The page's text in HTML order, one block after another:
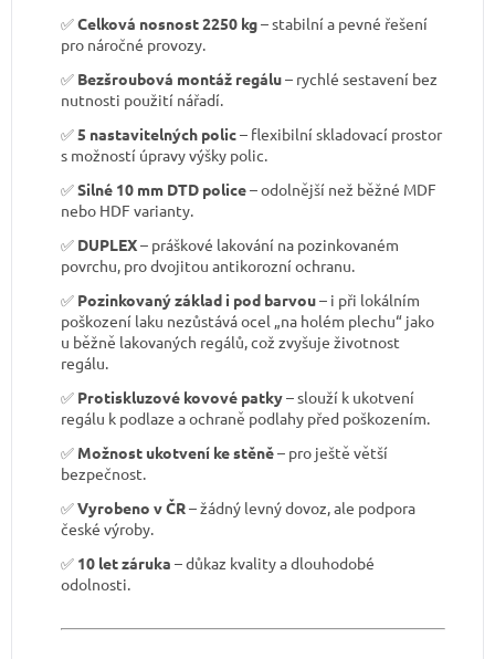
✅Celková nosnost 2250 kg– stabilní a pevné řešení
pro náročné provozy.
✅ Bezšroubová montáž regálu– rychlé sestavení bez
nutnosti použití nářadí.
✅5 nastavitelných polic– flexibilní skladovací prostor
s možností úpravy výšky polic.
✅Silné 10 mm DTD police– odolnější než běžné MDF
nebo HDF varianty.
✅ DUPLEX– práškové lakování na pozinkovaném
povrchu, pro dvojitou antikorozní ochranu.
✅ Pozinkovaný základ i pod barvou– i při lokálním
poškození laku nezůstává ocel „na holém plechu“ jako
u běžně lakovaných regálů, což zvyšuje životnost
regálu.
✅ Protiskluzové kovové patky– slouží k ukotvení
regálu k podlaze a ochraně podlahy před poškozením.
✅ Možnost ukotvení ke stěně– pro ještě větší
bezpečnost.
✅Vyrobeno v ČR– žádný levný dovoz, ale podpora
české výroby.
✅ 10 let záruka – důkaz kvality a dlouhodobé
odolnosti.